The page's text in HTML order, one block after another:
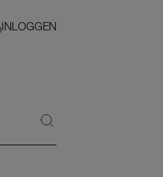
INLOGGEN